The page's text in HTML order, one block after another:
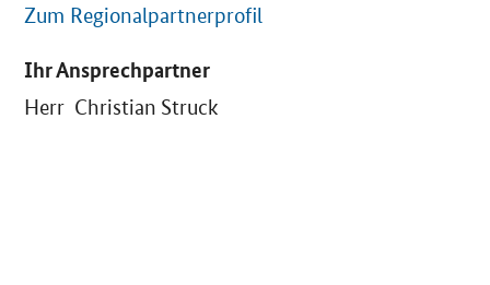
Zum Regionalpartnerprofil
Ihr Ansprechpartner
Herr Christian Struck